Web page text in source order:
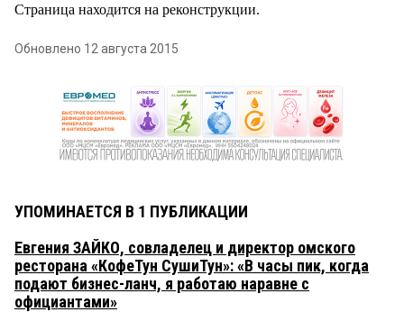
Страница находится на реконструкции.
Обновлено 12 августа 2015
УПОМИНАЕТСЯ В 1 ПУБЛИКАЦИИ
Евгения ЗАЙКО, совладелец и директор омского
ресторана «КофеТун СушиТун»: «В часы пик, когда
подают бизнес-ланч, я работаю наравне с
официантами»